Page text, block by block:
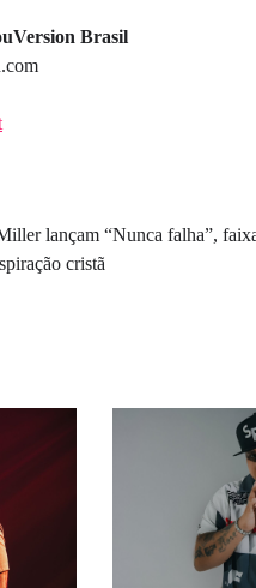
Brasil
lançam “Nunca falha”,
cristã